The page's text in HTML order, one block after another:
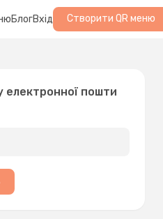
БлогВхід Створити QR меню
електронної пошти